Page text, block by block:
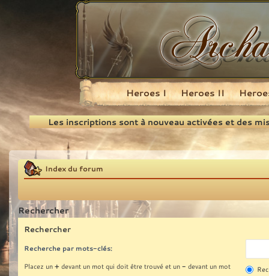
Recherche
Heroes I Heroes II
Les inscriptions sont à nouveau activées et des
Index du forum
Rechercher
Rechercher
Recherche par mots-clés:
Placez un + devant un mot qui doit être trouvé et un - devant un mot